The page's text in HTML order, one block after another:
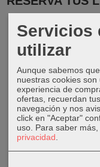
Servicios
utilizar
Aunque sabemos
nuestras cookies
experiencia de
ofertas, recuerdan
navegación y nos
click en "Aceptar"
uso. Para saber
privacidad